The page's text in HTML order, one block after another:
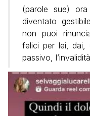
(parole sue)
diventato
non puoi
felici per lei, dai,
passivo,